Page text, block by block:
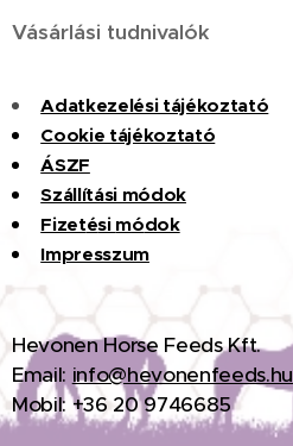
Vásárlási tudnivalók
Adatkezelési tájékoztató
Cookie tájékoztató
ÁSZF
Szállítási módok
Fizetési módok
Impresszum
Hevonen Horse Feeds Kft.
Email: info@hevonenfeeds.hu
Mobil: +36 20 9746685